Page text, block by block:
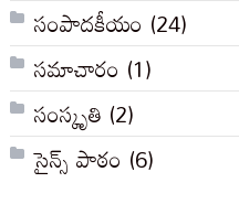
సంపాదకీయం (24)
సమాచారం (1)
సంస్కృతి (2)
సైన్స్ పాఠం (6)